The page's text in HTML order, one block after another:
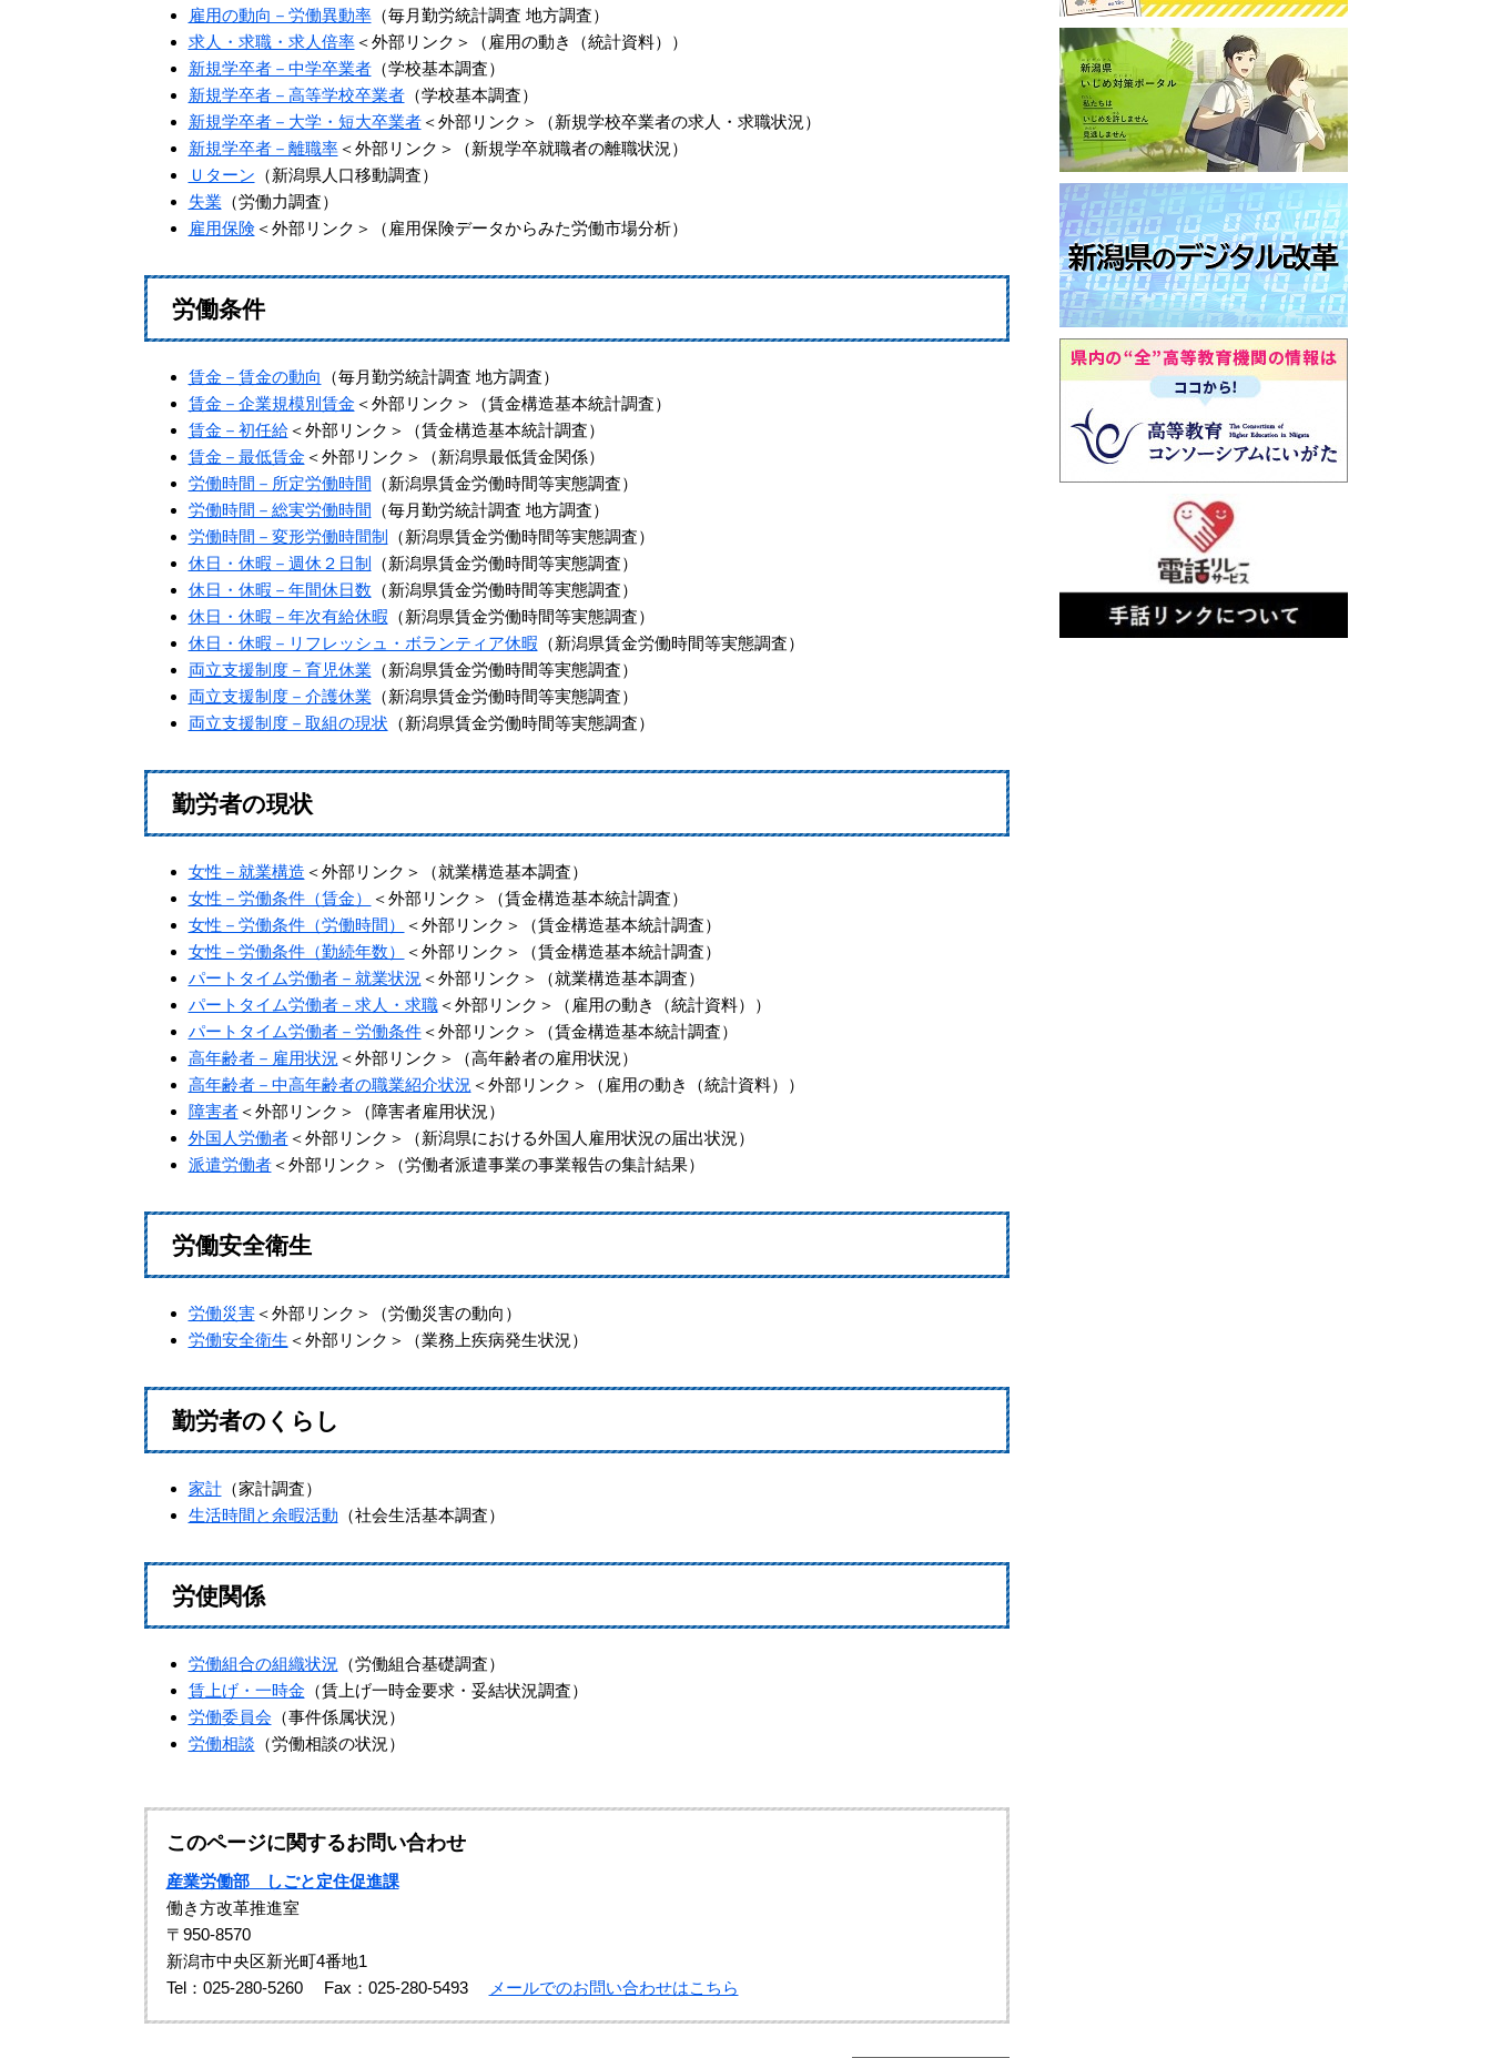
雇用の動向－労働異動率（毎月勤労統計調査 地方調査）
求人・求職・求人倍率＜外部リンク＞
（雇用の動き（統計資料））
新規学卒者－中学卒業者（学校基本調査）
新規学卒者－高等学校卒業者（学校基本調査）
新規学卒者－大学・短大卒業者＜外部リンク＞
（新規学校卒業者の求人・求職状況）
新規学卒者－離職率＜外部リンク＞
（新規学卒就職者の離職状況）
Ｕターン （新潟県人口移動調査）
失業 （労働力調査）
雇用保険＜外部リンク＞ （雇用保険データからみた労働市場分析）
労働条件
賃金－賃金の動向 （毎月勤労統計調査 地方調査）
賃金－企業規模別賃金 ＜外部リンク＞
（賃金構造基本統計調査）
賃金－初任給＜外部リンク＞
（賃金構造基本統計調査）
賃金－最低賃金 ＜外部リンク＞
（新潟県最低賃金関係）
労働時間－所定労働時間 （新潟県賃金労働時間等実態調査）
労働時間－総実労働時間 （毎月勤労統計調査 地方調査）
労働時間－変形労働時間制
（新潟県賃金労働時間等実態調査）
休日・休暇－週休２日制
（新潟県賃金労働時間等実態調査）
休日・休暇－年間休日数 （新潟県賃金労働時間等実態調査）
休日・休暇－年次有給休暇 （新潟県賃金労働時間等実態調査）
休日・休暇－リフレッシュ・ボランティア休暇 （新潟県賃金労働時間等実態調査）
両立支援制度－育児休業 （新潟県賃金労働時間等実態調査）
両立支援制度－介護休業 （新潟県賃金労働時間等実態調査）
両立支援制度－取組の現状 （新潟県賃金労働時間等実態調査）
勤労者の現状
女性－就業構造 ＜外部リンク＞
（就業構造基本調査）
女性－労働条件（賃金）
＜外部リンク＞
（賃金構造基本統計調査）
女性－労働条件（労働時間）
＜外部リンク＞
（賃金構造基本統計調査）
女性－労働条件（勤続年数）
＜外部リンク＞
（賃金構造基本統計調査）
パートタイム労働者－就業状況 ＜外部リンク＞
（就業構造基本調査）
パートタイム労働者－求人・求職＜外部リンク＞
（雇用の動き（統計資料））
パートタイム労働者－労働条件＜外部リンク＞
（賃金構造基本統計調査）
高年齢者－雇用状況 ＜外部リンク＞
（高年齢者の雇用状況）
高年齢者－中高年齢者の職業紹介状況 ＜外部リンク＞
（雇用の動き（統計資料））
障害者＜外部リンク＞
（障害者雇用状況）
外国人労働者＜外部リンク＞
（新潟県における外国人雇用状況の届出状況）
派遣労働者＜外部リンク＞ （労働者派遣事業の事業報告の集計結果）
労働安全衛生
労働災害＜外部リンク＞
（労働災害の動向）
労働安全衛生 ＜外部リンク＞ （業務上疾病発生状況）
勤労者のくらし
家計（家計調査）
生活時間と余暇活動 （社会生活基本調査）
労使関係
労働組合の組織状況 （労働組合基礎調査）
賃上げ・一時金 （賃上げ一時金要求・妥結状況調査）
労働委員会 （事件係属状況）
労働相談 （労働相談の状況）
このページに関するお問い合わせ
産業労働部 しごと定住促進課
働き方改革推進室
〒950-8570
新潟市中央区新光町4番地1
Tel：025-280-5260
Fax：025-280-5493 メールでのお問い合わせはこちら